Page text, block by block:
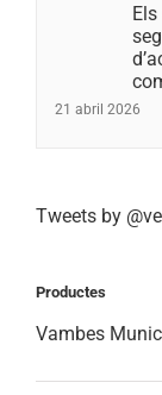
21 abril 2026
Tweets by
Productes
Vambes